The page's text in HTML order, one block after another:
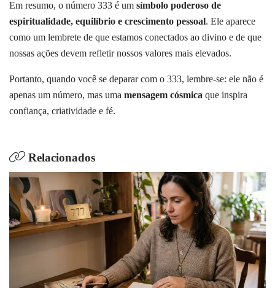
Em resumo, o número 333 é um símbolo poderoso de
espiritualidade, equilíbrio e crescimento pessoal. Ele aparece
como um lembrete de que estamos conectados ao divino e de que
nossas ações devem refletir nossos valores mais elevados.
Portanto, quando você se deparar com o 333, lembre-se: ele não é
apenas um número, mas uma mensagem cósmica que inspira
confiança, criatividade e fé.
Relacionados